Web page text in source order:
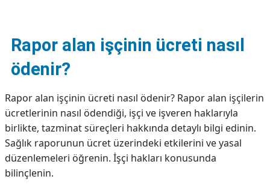
Rapor alan işçinin ücreti nasıl
ödenir?
Rapor alan işçinin ücreti nasıl ödenir? Rapor alan işçilerin
ücretlerinin nasıl ödendiği, işçi ve işveren haklarıyla
birlikte, tazminat süreçleri hakkında detaylı bilgi edinin.
Sağlık raporunun ücret üzerindeki etkilerini ve yasal
düzenlemeleri öğrenin. İşçi hakları konusunda
bilinçlenin.